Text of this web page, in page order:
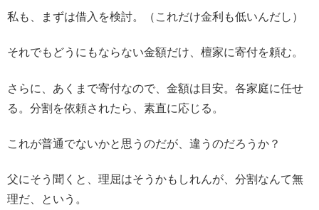
私も、まずは借入を検討。（これだけ金利も低いんだし）
それでもどうにもならない金額だけ、檀家に寄付を頼む。
さらに、あくまで寄付なので、金額は目安。各家庭に任せ
る。分割を依頼されたら、素直に応じる。
これが普通でないかと思うのだが、違うのだろうか？
父にそう聞くと、理屈はそうかもしれんが、分割なんて無
理だ、という。